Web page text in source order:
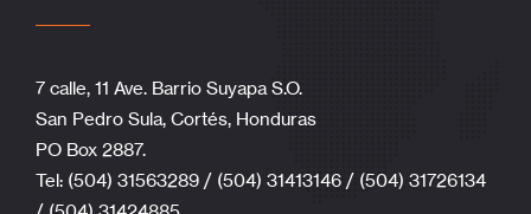
7 calle, 11 Ave. Barrio Suyapa S.O.
San Pedro Sula, Cortés, Honduras
PO Box 2887.
Tel: (504) 31563289 / (504) 31413146 / (504) 31726134